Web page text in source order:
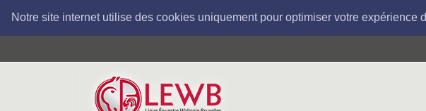
Notre site internet utilise des cookies uniquement pour optimiser votre expérience
au